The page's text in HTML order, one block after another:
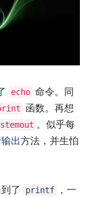
echo 命令。同
函数。再想
。似乎每
输出方法，并生怕
了 printf
，一